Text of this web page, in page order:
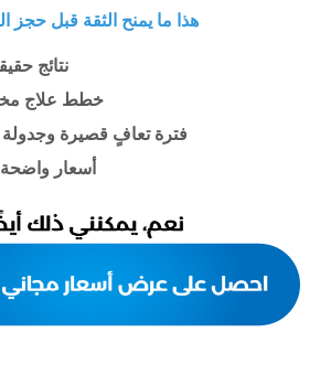
هذا ما يمنح الثقة قبل حجز
نتائج
خطط علاج
فترة تعافٍ قصيرة
أسعار